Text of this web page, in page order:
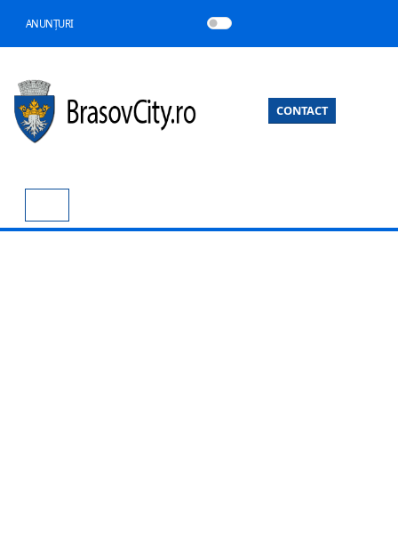
ANUNȚURI
CONTACT